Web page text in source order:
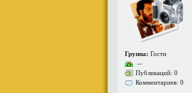
Группа: Гости
--
Публикаций: 0
Комментариев: 0